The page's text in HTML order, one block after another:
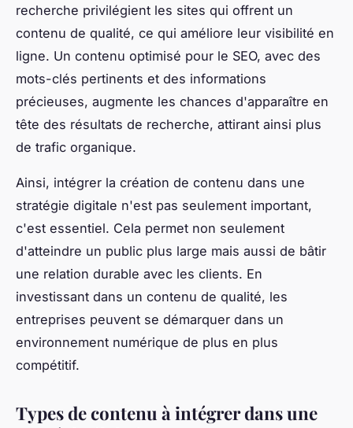
recherche privilégient les sites qui offrent un
contenu de qualité, ce qui améliore leur visibilité en
ligne. Un contenu optimisé pour le SEO, avec des
mots-clés pertinents et des informations
précieuses, augmente les chances d'apparaître en
tête des résultats de recherche, attirant ainsi plus
de trafic organique.
Ainsi, intégrer la création de contenu dans une
stratégie digitale n'est pas seulement important,
c'est essentiel. Cela permet non seulement
d'atteindre un public plus large mais aussi de bâtir
une relation durable avec les clients. En
investissant dans un contenu de qualité, les
entreprises peuvent se démarquer dans un
environnement numérique de plus en plus
compétitif.
Types de contenu à intégrer dans une